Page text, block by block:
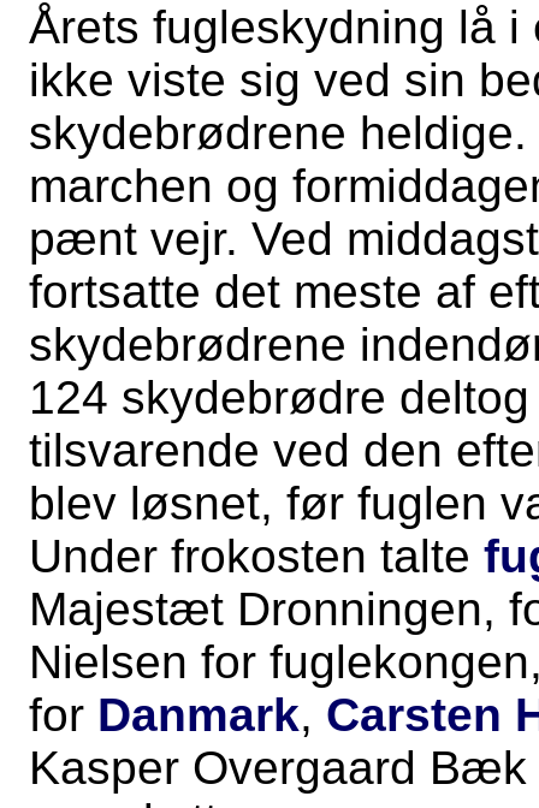
Årets fugleskydning lå
ikke viste sig ved sin
skydebrødrene
marchen og
pænt vejr. Ved
fortsatte det meste af
skydebrødrene
124 skydebrødre
tilsvarende ved den
blev løsnet, før fuglen
Under frokosten talte
Majestæt Dronningen,
Nielsen for
for Danmark, Carsten
Kasper Overgaard